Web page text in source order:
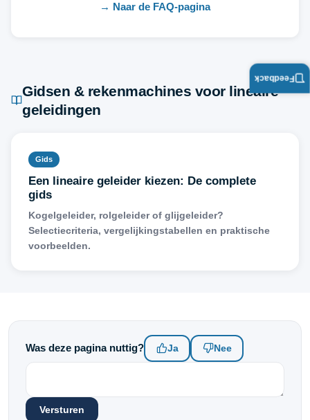
→ Naar de FAQ-pagina
Gidsen & rekenmachines voor lineaire
geleidingen
Gids
Een lineaire geleider kiezen: De complete
gids
Kogelgeleider, rolgeleider of glijgeleider?
Selectiecriteria, vergelijkingstabellen en praktische
voorbeelden.
Was deze pagina nuttig? Ja Nee
Versturen
Feedback